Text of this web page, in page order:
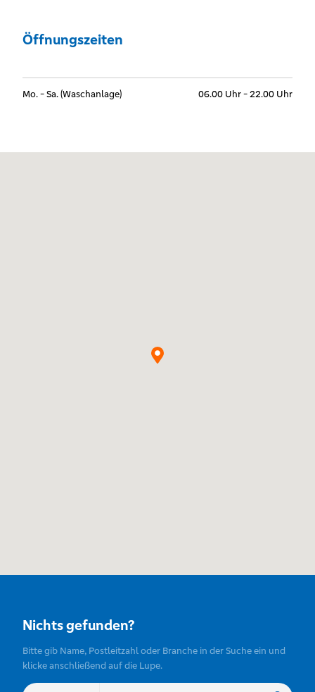
Öffnungszeiten
Mo. - Sa. (Waschanlage) 06.00 Uhr - 22.00 Uhr
Nichts gefunden?
Bitte gib Name, Postleitzahl oder Branche in der Suche ein und
klicke anschließend auf die Lupe.